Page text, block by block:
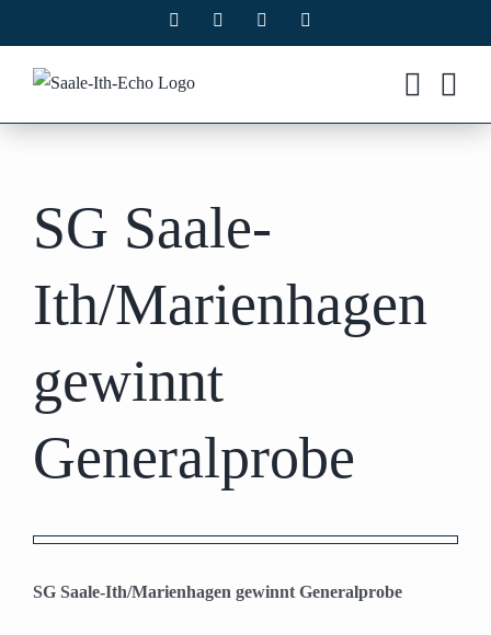
Inhalt
springen
Facebook Instagram
SG Saale-
Ith/Marienhagen
gewinnt
Generalprobe
grösseres
SG Saale-Ith/Marienhagen gewinnt Generalprobe